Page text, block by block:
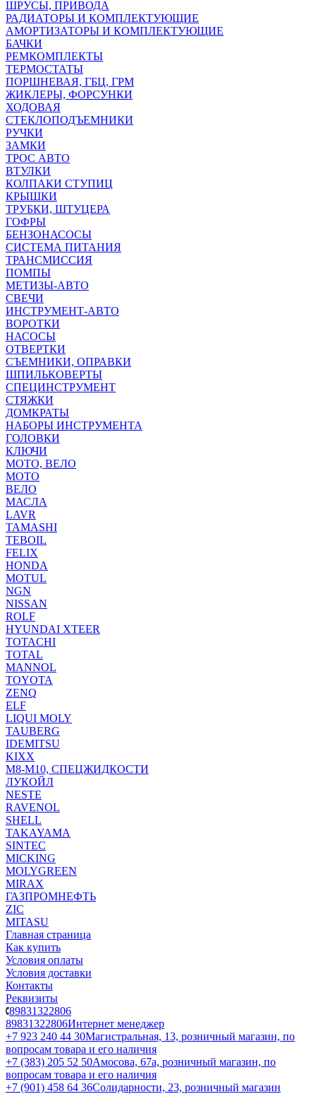
ШРУСЫ, ПРИВОДА
РАДИАТОРЫ И КОМПЛЕКТУЮЩИЕ
АМОРТИЗАТОРЫ И КОМПЛЕКТУЮЩИЕ
БАЧКИ
РЕМКОМПЛЕКТЫ
ТЕРМОСТАТЫ
ПОРШНЕВАЯ, ГБЦ, ГРМ
ЖИКЛЕРЫ, ФОРСУНКИ
ХОДОВАЯ
СТЕКЛОПОДЪЕМНИКИ
РУЧКИ
ЗАМКИ
ТРОС АВТО
ВТУЛКИ
КОЛПАКИ СТУПИЦ
КРЫШКИ
ТРУБКИ, ШТУЦЕРА
ГОФРЫ
БЕНЗОНАСОСЫ
СИСТЕМА ПИТАНИЯ
ТРАНСМИССИЯ
ПОМПЫ
МЕТИЗЫ-АВТО
СВЕЧИ
ИНСТРУМЕНТ-АВТО
ВОРОТКИ
НАСОСЫ
ОТВЕРТКИ
СЪЕМНИКИ, ОПРАВКИ
ШПИЛЬКОВЕРТЫ
СПЕЦИНСТРУМЕНТ
СТЯЖКИ
ДОМКРАТЫ
НАБОРЫ ИНСТРУМЕНТА
ГОЛОВКИ
КЛЮЧИ
МОТО, ВЕЛО
МОТО
ВЕЛО
МАСЛА
LAVR
TAMASHI
TEBOIL
FELIX
HONDA
MOTUL
NGN
NISSAN
ROLF
HYUNDAI XTEER
TOTACHI
TOTAL
MANNOL
TOYOTA
ZENQ
ELF
LIQUI MOLY
TAUBERG
IDEMITSU
KIXX
М8-М10, СПЕЦЖИДКОСТИ
ЛУКОЙЛ
NESTE
RAVENOL
SHELL
TAKAYAMA
SINTEC
MICKING
MOLYGREEN
MIRAX
ГАЗПРОМНЕФТЬ
ZIC
MITASU
Главная страница
Как купить
Условия оплаты
Условия доставки
Контакты
Реквизиты
89831322806
89831322806Интернет менеджер
+7 923 240 44 30​Магистральная, 13, розничный магазин, по
вопросам товара и его наличия
+7 (383) 205 52 50Амосова, 67а, розничный магазин, по
вопросам товара и его наличия
+7 (901) 458 64 36Солидарности, 23, розничный магазин